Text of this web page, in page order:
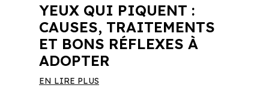
YEUX QUI PIQUENT :
CAUSES, TRAITEMENTS
ET BONS RÉFLEXES À
ADOPTER
EN LIRE PLUS